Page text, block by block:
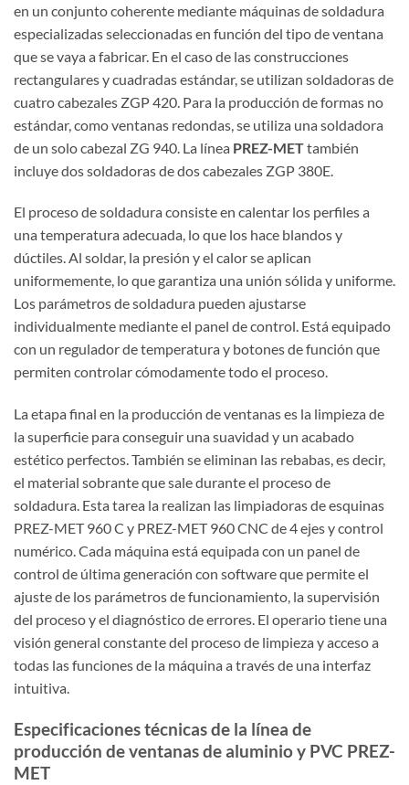
en un conjunto coherente mediante máquinas de soldadura
especializadas seleccionadas en función del tipo de ventana
que se vaya a fabricar. En el caso de las construcciones
rectangulares y cuadradas estándar, se utilizan soldadoras de
cuatro cabezales ZGP 420. Para la producción de formas no
estándar, como ventanas redondas, se utiliza una soldadora
de un solo cabezal ZG 940. La línea PREZ-METtambién
incluye dos soldadoras de dos cabezales ZGP 380E.
El proceso de soldadura consiste en calentar los perfiles a
una temperatura adecuada, lo que los hace blandos y
dúctiles. Al soldar, la presión y el calor se aplican
uniformemente, lo que garantiza una unión sólida y uniforme.
Los parámetros de soldadura pueden ajustarse
individualmente mediante el panel de control. Está equipado
con un regulador de temperatura y botones de función que
permiten controlar cómodamente todo el proceso.
La etapa final en la producción de ventanas es la limpieza de
la superficie para conseguir una suavidad y un acabado
estético perfectos. También se eliminan las rebabas, es decir,
el material sobrante que sale durante el proceso de
soldadura. Esta tarea la realizan las limpiadoras de esquinas
PREZ-MET 960 C y PREZ-MET 960 CNC de 4 ejes y control
numérico. Cada máquina está equipada con un panel de
control de última generación con software que permite el
ajuste de los parámetros de funcionamiento, la supervisión
del proceso y el diagnóstico de errores. El operario tiene una
visión general constante del proceso de limpieza y acceso a
todas las funciones de la máquina a través de una interfaz
intuitiva.
Especificaciones técnicas de la línea de
producción de ventanas de aluminio y PVC PREZ-
MET